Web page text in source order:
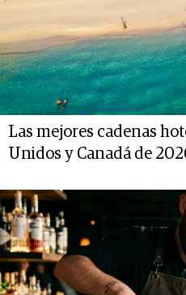
Las mejores cadenas
Unidos y Canadá de